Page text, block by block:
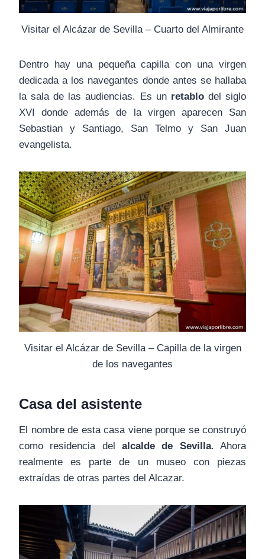
Visitar el Alcázar de Sevilla – Cuarto del Almirante
Dentro hay una pequeña capilla con una virgen
dedicada a los navegantes donde antes se hallaba
la sala de las audiencias. Es un retablodel siglo
XVI donde además de la virgen aparecen San
Sebastian y Santiago, San Telmo y San Juan
evangelista.
Visitar el Alcázar de Sevilla – Capilla de la virgen
de los navegantes
Casa del asistente
El nombre de esta casa viene porque se construyó
como residencia del alcalde de Sevilla. Ahora
realmente es parte de un museo con piezas
extraídas de otras partes del Alcazar.